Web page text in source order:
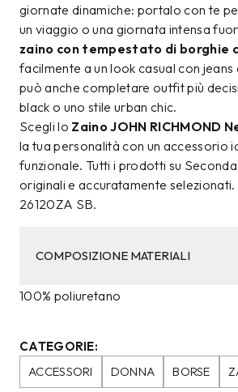
giornate dinamiche: portalo con te
un viaggio o una giornata intensa
zaino con tempestato di borghie
facilmente a un look casual con jeans
può anche completare outfit più
black o uno stile urban chic.
Scegli lo Zaino JOHN RICHMOND
la tua personalità con un accessorio
funzionale. Tutti i prodotti su
originali e accuratamente
26120ZA SB.
COMPOSIZIONE MATERIALI
100% poliuretano
CATEGORIE:
ACCESSORI
DONNA BORSE